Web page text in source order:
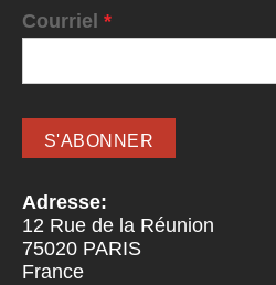
Courriel *
Adresse:
12 Rue de la Réunion
75020 PARIS
France